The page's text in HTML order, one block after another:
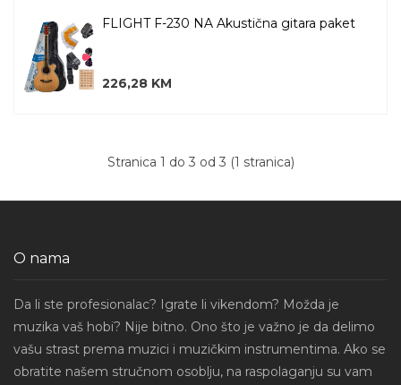
FLIGHT F-230 NA Akustična gitara paket
226,28 KM
Stranica 1 do 3 od 3 (1 stranica)
O nama
Da li ste profesionalac? Igrate li vikendom? Možda je
muzika vaš hobi? Nije bitno. Ono što je važno je da delimo
vašu strast prema muzici i muzičkim instrumentima. Ako se
obratite našem stručnom osoblju, na raspolaganju su vam